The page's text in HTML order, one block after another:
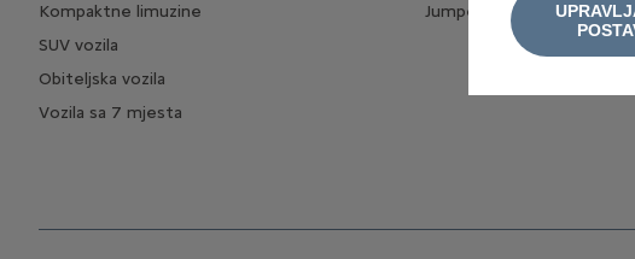
Kompaktne limuzine
SUV vozila
Obiteljska vozila
Vozila sa 7 mjesta
Jumper Furgon
UPRAVLJAJ MOJIM